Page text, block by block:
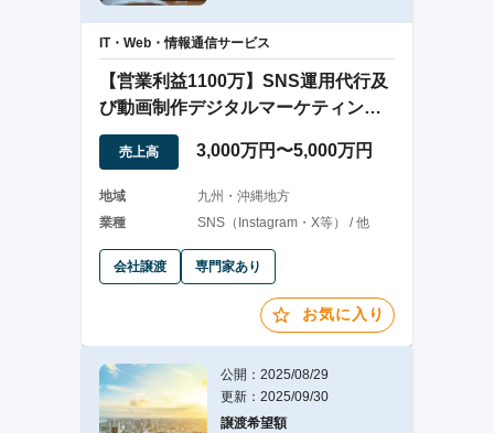
IT・Web・情報通信サービス
【営業利益1100万】SNS運用代行及
び動画制作デジタルマーケティング
会社の譲渡
売上高 3,000万円〜5,000万円
地域
九州・沖縄地方
業種
SNS（Instagram・X等） / 他
会社譲渡 専門家あり
お気に入り
公開：2025/08/29
更新：2025/09/30
譲渡希望額